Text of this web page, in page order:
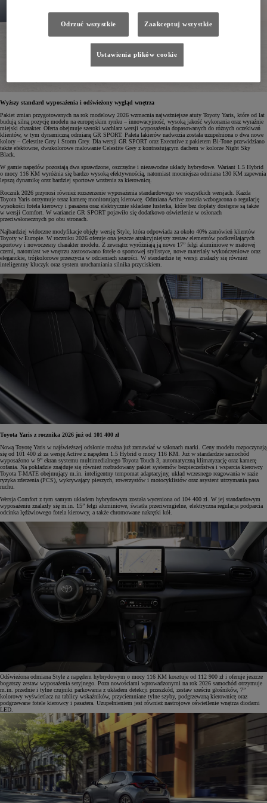
Wyższy standard wyposażenia i odświeżony wygląd wnętrza
Pakiet zmian przygotowanych na rok modelowy 2026 wzmacnia najważniejsze atuty Toyoty Yaris, które od lat
budują silną pozycję modelu na europejskim rynku – innowacyjność, wysoką jakość wykonania oraz wyraźnie
miejski charakter. Oferta obejmuje szeroki wachlarz wersji wyposażenia dopasowanych do różnych oczekiwań
klientów, w tym dynamiczną odmianę GR SPORT. Paleta lakierów nadwozia została uzupełniona o dwa nowe
kolory – Celestite Grey i Storm Grey. Dla wersji GR SPORT oraz Executive z pakietem Bi-Tone przewidziano
także efektowne, dwukolorowe malowanie Celestite Grey z kontrastującym dachem w kolorze Night Sky
Black.
W gamie napędów pozostają dwa sprawdzone, oszczędne i niezawodne układy hybrydowe. Wariant 1.5 Hybrid
o mocy 116 KM wyróżnia się bardzo wysoką efektywnością, natomiast mocniejsza odmiana 130 KM zapewnia
lepszą dynamikę oraz bardziej sportowe wrażenia za kierownicą.
Rocznik 2026 przynosi również rozszerzenie wyposażenia standardowego we wszystkich wersjach. Każda
Toyota Yaris otrzymuje teraz kamerę monitorującą kierowcę. Odmiana Active została wzbogacona o regulację
wysokości fotela kierowcy i pasażera oraz elektrycznie składane lusterka, które bez dopłaty dostępne są także
w wersji Comfort. W wariancie GR SPORT pojawiło się dodatkowo oświetlenie w osłonach
przeciwsłonecznych po obu stronach.
Najbardziej widoczne modyfikacje objęły wersję Style, która odpowiada za około 40% zamówień klientów
Toyoty w Europie. W roczniku 2026 oferuje ona jeszcze atrakcyjniejszy zestaw elementów podkreślających
sportowy i nowoczesny charakter modelu. Z zewnątrz wyróżniają ją nowe 17” felgi aluminiowe w matowej
czerni, natomiast we wnętrzu zastosowano fotele o sportowej stylistyce, nowe materiały wykończeniowe oraz
eleganckie, trójkolorowe przeszycia w odcieniach szarości. W standardzie tej wersji znalazły się również
inteligentny kluczyk oraz system uruchamiania silnika przyciskiem.
Toyota Yaris z rocznika 2026 już od 101 400 zł
Nową Toyotę Yaris w najświeższej odsłonie można już zamawiać w salonach marki. Ceny modelu rozpoczynają
się od 101 400 zł za wersję Active z napędem 1.5 Hybrid o mocy 116 KM. Już w standardzie samochód
wyposażono w 9” ekran systemu multimedialnego Toyota Touch 3, automatyczną klimatyzację oraz kamerę
cofania. Na pokładzie znajduje się również rozbudowany pakiet systemów bezpieczeństwa i wsparcia kierowcy
Toyota T-MATE obejmujący m.in. inteligentny tempomat adaptacyjny, układ wczesnego reagowania w razie
ryzyka zderzenia (PCS), wykrywający pieszych, rowerzystów i motocyklistów oraz asystent utrzymania pasa
ruchu.
Wersja Comfort z tym samym układem hybrydowym została wyceniona od 104 400 zł. W jej standardowym
wyposażeniu znalazły się m.in. 15” felgi aluminiowe, światła przeciwmgielne, elektryczna regulacja podparcia
odcinka lędźwiowego fotela kierowcy, a także chromowane nakrętki kół.
Odświeżona odmiana Style z napędem hybrydowym o mocy 116 KM kosztuje od 112 900 zł i oferuje jeszcze
bogatszy zestaw wyposażenia seryjnego. Poza nowościami wprowadzonymi na rok 2026 samochód otrzymuje
m.in. przednie i tylne czujniki parkowania z układem detekcji przeszkód, zestaw sześciu głośników, 7”
kolorowy wyświetlacz na tablicy wskaźników, przyciemniane tylne szyby, podgrzewaną kierownicę oraz
podgrzewane fotele kierowcy i pasażera. Uzupełnieniem jest również nastrojowe oświetlenie wnętrza diodami
LED.
Odrzuć wszystkie Zaakceptuj wszystkie
Ustawienia plików cookie